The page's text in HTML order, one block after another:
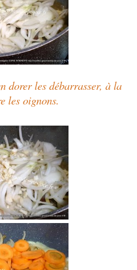
dorer les débarrasser, à la
les oignons.